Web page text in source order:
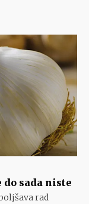
do sada niste
rad